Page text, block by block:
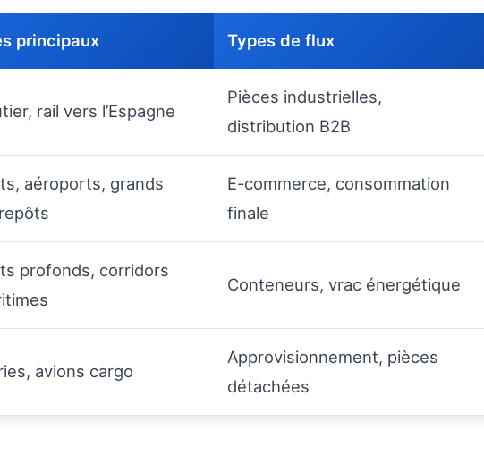
principaux Types de flux
rail vers l’Espagne
Pièces industrielles,
distribution B2B
aéroports, grands
E-commerce, consommation
finale
profonds, corridors
Conteneurs, vrac énergétique
avions cargo
Approvisionnement, pièces
détachées